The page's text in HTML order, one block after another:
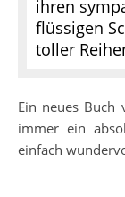
ihren
flüssigen
toller
Ein neues Buch vom Autorenduo Rose Snow ist für mich
immer ein
einfach